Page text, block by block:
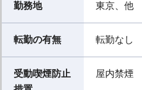
勤務地 東京、他
転勤の有無 転勤なし
受動喫煙防止
屋内禁煙